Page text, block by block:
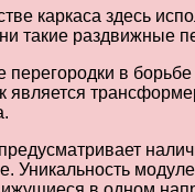
каркаса здесь
такие раздвижные
в